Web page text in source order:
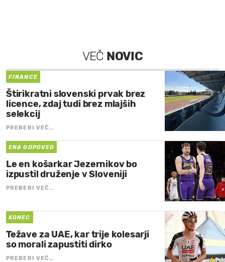
VEČ NOVIC
FINANCE
Štirikratni slovenski prvak brez
licence, zdaj tudi brez mlajših
selekcij
PREBERI VEČ…
ENA ODPOVED
Le en košarkar Jezernikov bo
izpustil druženje v Sloveniji
PREBERI VEČ…
KONEC
Težave za UAE, kar trije kolesarji
so morali zapustiti dirko
PREBERI VEČ…